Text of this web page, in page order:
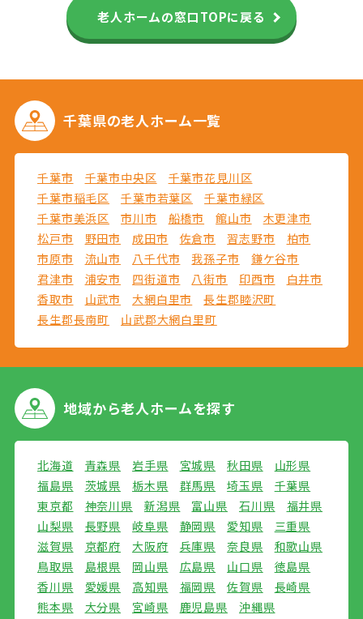
老人ホームの窓口TOPに戻る
千葉県の老人ホーム一覧
千葉市 千葉市中央区
千葉市花見川区
千葉市稲毛区
千葉市若葉区
千葉市緑区
千葉市美浜区
市川市 船橋市 館山市
木更津市
松戸市
野田市 成田市 佐倉市 習志野市
柏市
市原市
流山市 八千代市 我孫子市
鎌ケ谷市
君津市
浦安市 四街道市 八街市 印西市
白井市
香取市
山武市 大網白里市
長生郡睦沢町
長生郡長南町
山武郡大網白里町
地域から老人ホームを探す
北海道 青森県 岩手県 宮城県 秋田県
山形県
福島県
茨城県 栃木県 群馬県 埼玉県
千葉県
東京都
神奈川県 新潟県 富山県 石川県
福井県
山梨県
長野県 岐阜県 静岡県 愛知県
三重県
滋賀県
京都府 大阪府 兵庫県 奈良県
和歌山県
鳥取県
島根県 岡山県 広島県 山口県
徳島県
香川県
愛媛県 高知県 福岡県 佐賀県
長崎県
熊本県
大分県 宮崎県 鹿児島県 沖縄県